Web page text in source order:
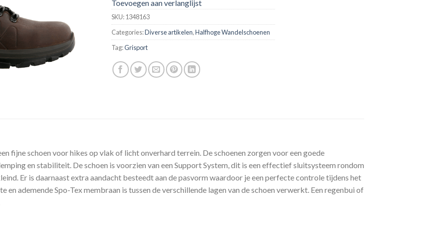
Toevoegen aan verlanglijst
SKU:1348163
Categories:Diverse artikelen,Halfhoge Wandelschoenen
Tag:Grisport
fijne schoen voor hikes op vlak of licht onverhard terrein. De schoenen zorgen voor een goede
en stabiliteit. De schoen is voorzien van een Support System, dit is een effectief sluitsysteem rondom
Er is daarnaast extra aandacht besteedt aan de pasvorm waardoor je een perfecte controle tijdens het
ademende Spo-Tex membraan is tussen de verschillende lagen van de schoen verwerkt. Een regenbui of